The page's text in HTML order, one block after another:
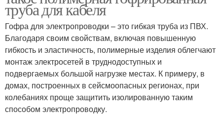
труба для кабеля
Гофра для электропроводки – это гибкая труба из ПВХ.
Благодаря своим свойствам, включая повышенную
гибкость и эластичность, полимерные изделия облегчают
монтаж электросетей в труднодоступных и
подвергаемых большой нагрузке местах. К примеру, в
домах, построенных в сейсмоопасных регионах, при
колебаниях проще защитить изолированную таким
способом электропроводку.